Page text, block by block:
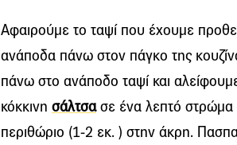
Αφαιρούμε το ταψί που έχουμε
ανάποδα πάνω στον πάγκο της
πάνω στο ανάποδο ταψί και
κόκκινη σάλτσασε ένα λεπτό στρώμα
περιθώριο (1-2 εκ. ) στην άκρη.